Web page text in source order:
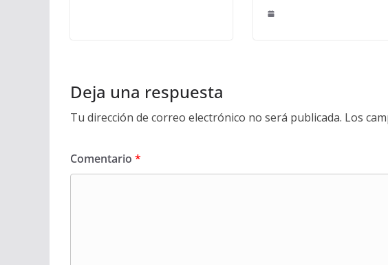
Deja una respuesta
Tu dirección de correo electrónico no será publicada. Los
Comentario *